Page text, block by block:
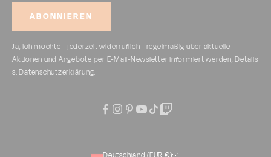
ABONNIEREN
Ja, ich möchte - jederzeit widerruflich - regelmäßig über aktuelle
Aktionen und Angebote per E-Mail-Newsletter informiert werden, Details
s.Datenschutzerklärung.